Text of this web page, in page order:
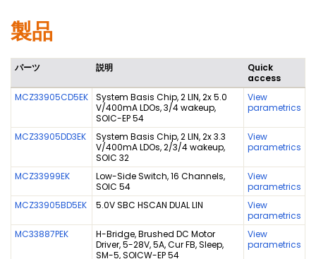
製品
パーツ 説明
Quick
access
MCZ33905CD5EK
System Basis Chip, 2 LIN, 2x 5.0
V/400mA LDOs, 3/4 wakeup,
SOIC-EP 54
View
parametrics
MCZ33905DD3EK
System Basis Chip, 2 LIN, 2x 3.3
V/400mA LDOs, 2/3/4 wakeup,
SOIC 32
View
parametrics
MCZ33999EK
Low-Side Switch, 16 Channels,
SOIC 54
View
parametrics
MCZ33905BD5EK
5.0V SBC HSCAN DUAL LIN
View
parametrics
MC33887PEK
H-Bridge, Brushed DC Motor
Driver, 5-28V, 5A, Cur FB, Sleep,
SM-5, SOICW-EP 54
View
parametrics